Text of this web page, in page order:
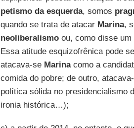
petismo da esquerda, somos
quando se trata de atacar Marina,
neoliberalismoou, como disse um
Essa atitude esquizofrênica pode
atacava-se Marinacomo a
comida do pobre; de outro,
política sólida no presidencialismo
ironia histórica…);